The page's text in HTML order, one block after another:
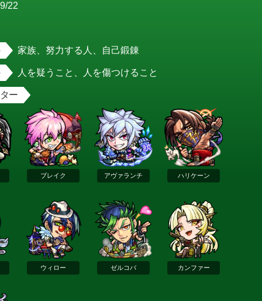
9/22
家族、努力する人、自己鍛錬
人を疑うこと、人を傷つけること
ー
ブレイク アヴァランチ ハリケーン
ウィロー ゼルコバ カンファー